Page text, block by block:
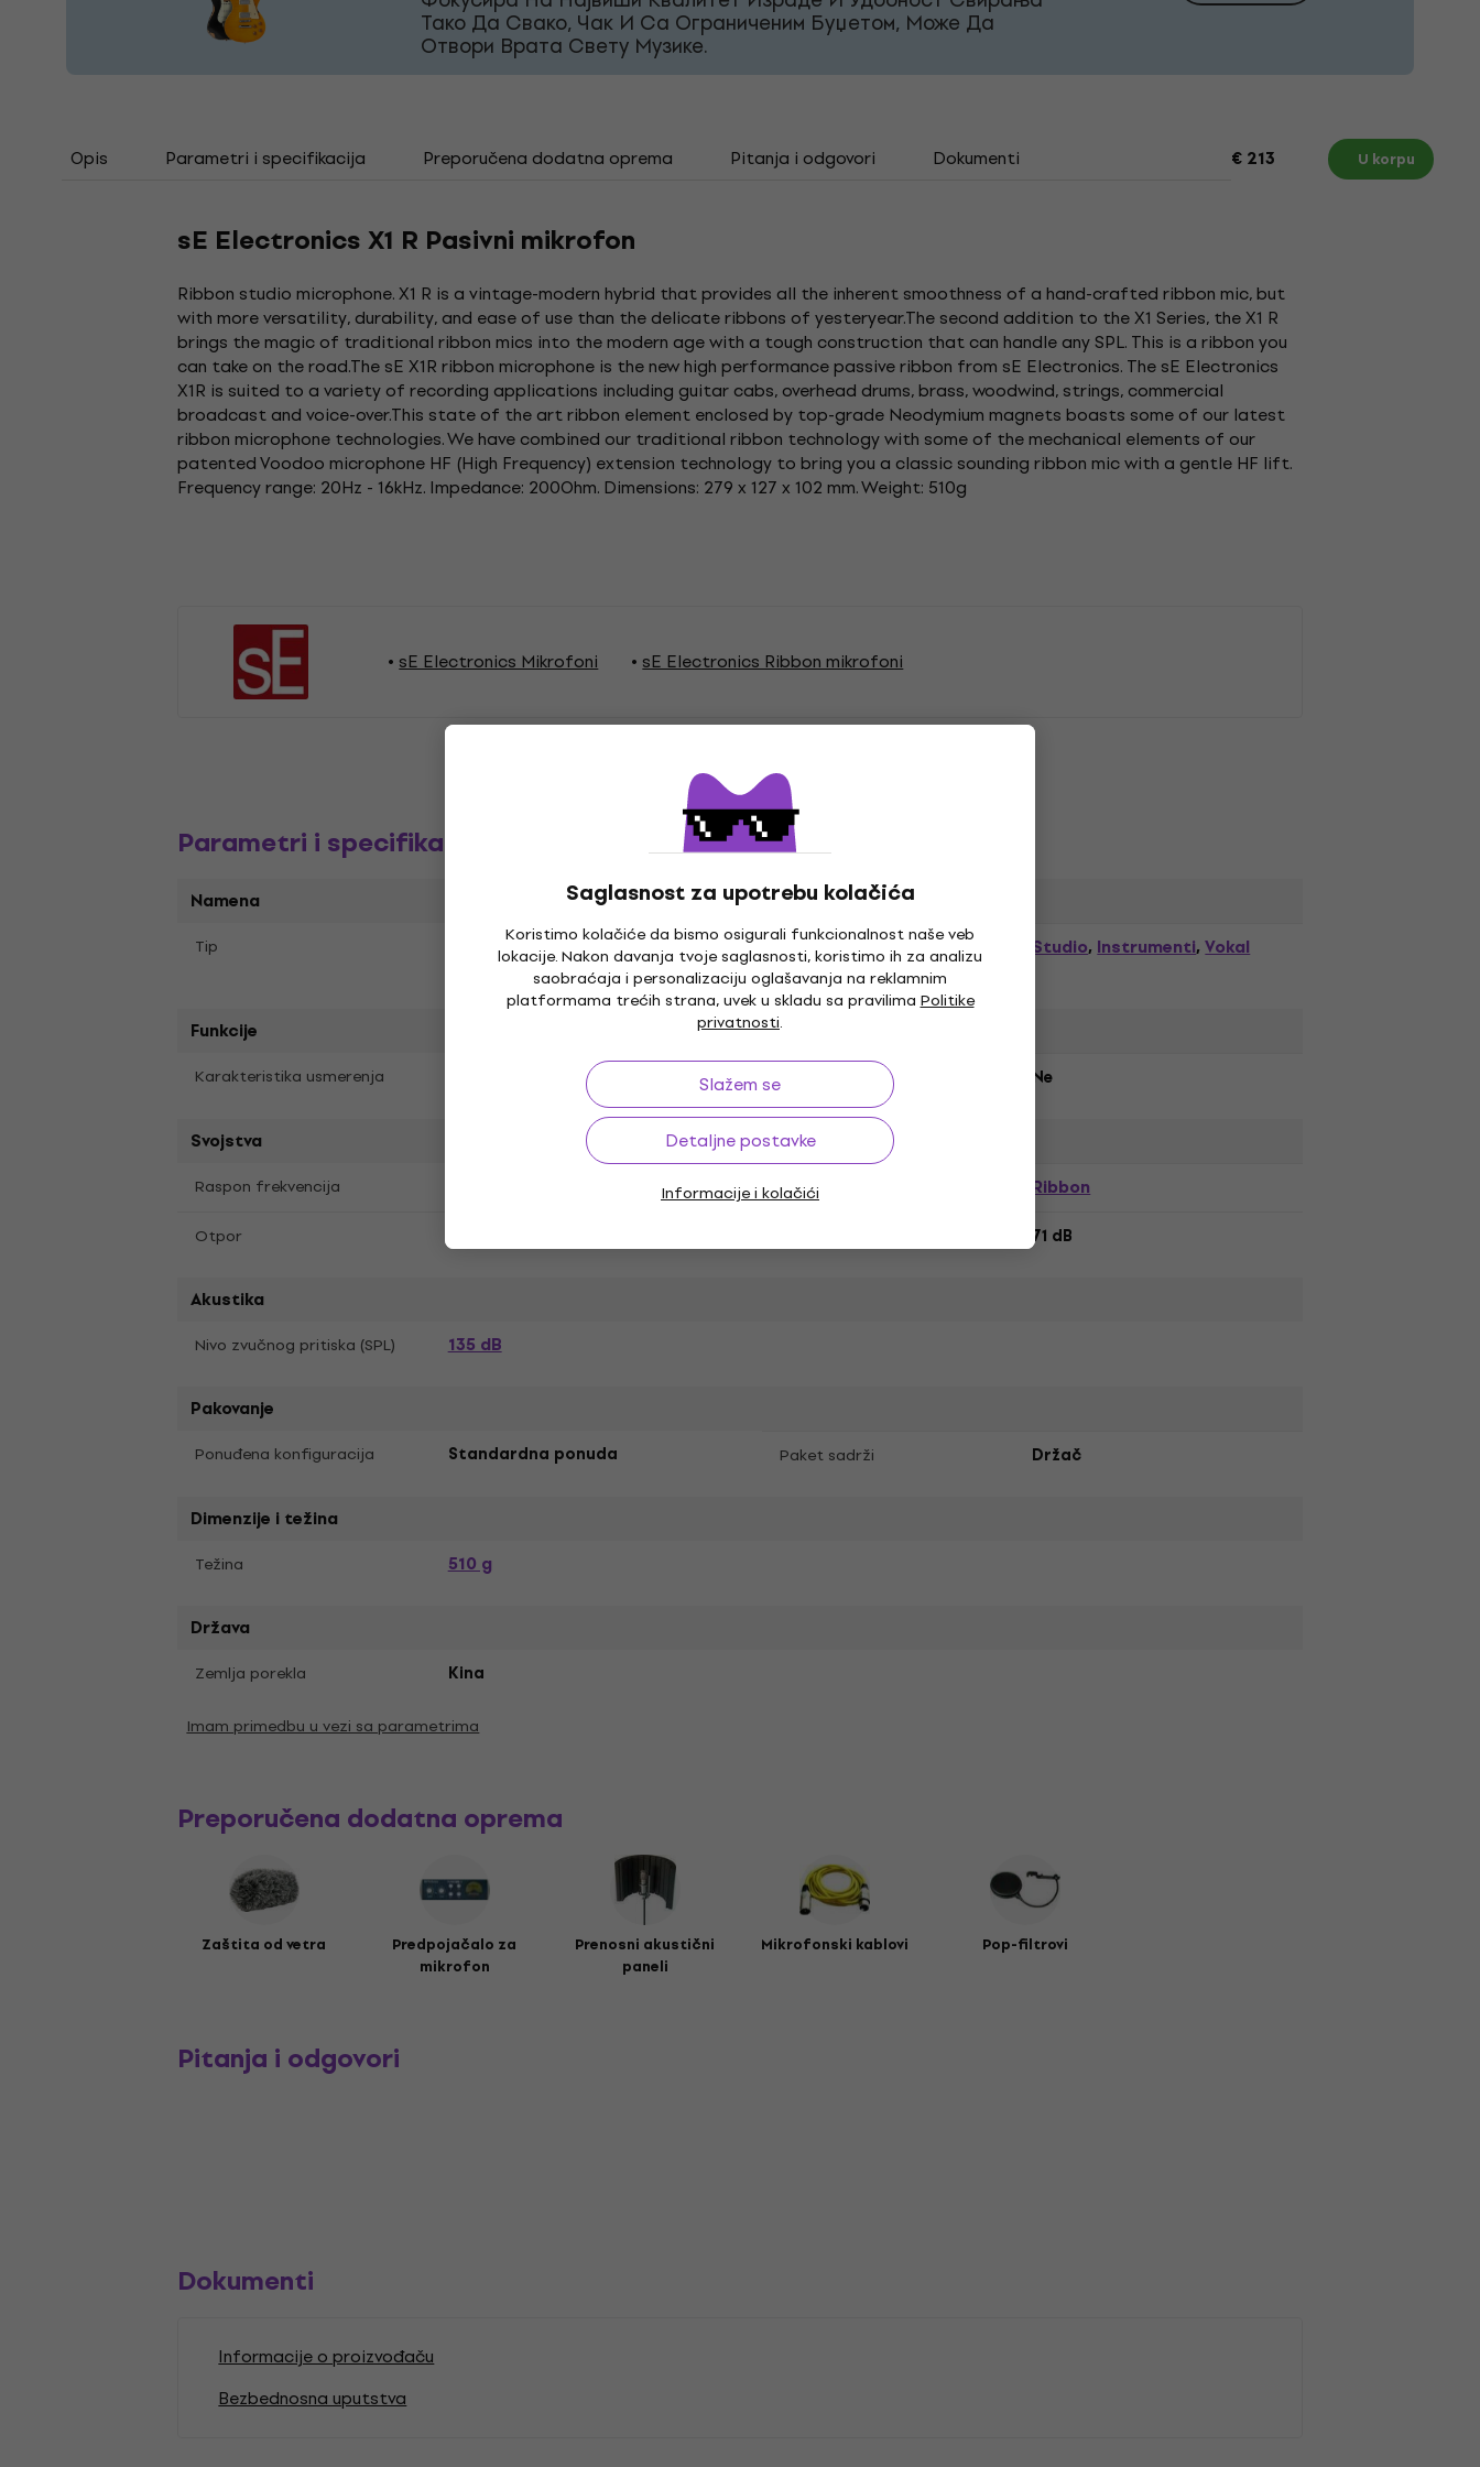
Saglasnost za upotrebu kolačića
Koristimo kolačiće da bismo osigurali funkcionalnost naše veb
lokacije. Nakon davanja tvoje saglasnosti, koristimo ih za analizu
saobraćaja i personalizaciju oglašavanja na reklamnim
platformama trećih strana, uvek u skladu sa pravilimaPolitike
privatnosti.
Slažem se
Detaljne postavke
Informacije i kolačići
Тако Да Свако, Чак И Са Ограниченим Буџетом, Може Да
Отвори Врата Свету Музике.
Opis Parametri i specifikacija Preporučena dodatna oprema Pitanja i odgovori Dokumenti € 213 U korpu
sE Electronics X1 R Pasivni mikrofon
Ribbon studio microphone. X1 R is a vintage-modern hybrid that provides all the inherent smoothness of a hand-crafted ribbon mic, but
with more versatility, durability, and ease of use than the delicate ribbons of yesteryear.The second addition to the X1 Series, the X1 R
brings the magic of traditional ribbon mics into the modern age with a tough construction that can handle any SPL. This is a ribbon you
can take on the road.The sE X1R ribbon microphone is the new high performance passive ribbon from sE Electronics. The sE Electronics
X1R is suited to a variety of recording applications including guitar cabs, overhead drums, brass, woodwind, strings, commercial
broadcast and voice-over.This state of the art ribbon element enclosed by top-grade Neodymium magnets boasts some of our latest
ribbon microphone technologies. We have combined our traditional ribbon technology with some of the mechanical elements of our
patented Voodoo microphone HF (High Frequency) extension technology to bring you a classic sounding ribbon mic with a gentle HF lift.
Frequency range: 20Hz - 16kHz. Impedance: 200Ohm. Dimensions: 279 x 127 x 102 mm. Weight: 510g
sE Electronics Mikrofoni sE Electronics Ribbon mikrofoni
Parametri i specifikacija
Namena
Tip Instrument Microphone ,Vocal
Microphone
Primena Studio,Instrumenti,Vokal
Funkcije
Karakteristika usmerenja Fantomsko napajanje Ne
Svojstva
Raspon frekvencija Vrsta kapsule Ribbon
Otpor 71 dB
Akustika
Nivo zvučnog pritiska (SPL) 135 dB
Pakovanje
Ponuđena konfiguracija Standardna ponuda Paket sadrži Držač
Dimenzije i težina
Težina 510 g
Država
Zemlja porekla Kina
Imam primedbu u vezi sa parametrima
Preporučena dodatna oprema
Zaštita od vetra
Predpojačalo za
mikrofon
Prenosni akustični
paneli
Mikrofonski kablovi Pop-filtrovi
Pitanja i odgovori
Dokumenti
Informacije o proizvođaču
Bezbednosna uputstva